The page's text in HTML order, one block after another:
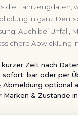
die Fahrzeugdaten,
in ganz
Auch bei Unfall,
Abwicklung
Zeit nach
sofort: bar oder per
Abmeldung optional
Marken & Zustände